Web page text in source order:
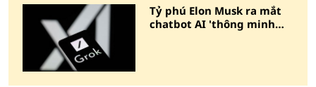
Tỷ phú Elon Musk ra mắt
chatbot AI 'thông minh